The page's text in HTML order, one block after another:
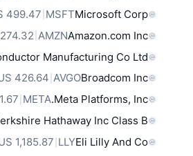
Microsoft Corp
MSFT
Amazon.com Inc
AMZN
Manufacturing Co Ltd
Broadcom Inc
AVGO
Meta Platforms, Inc.
META
Hathaway Inc Class B
Eli Lilly And Co
LLY